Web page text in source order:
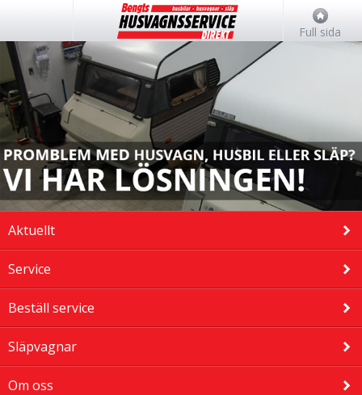
Full sida
Aktuellt
Service
Beställ service
Släpvagnar
Om oss